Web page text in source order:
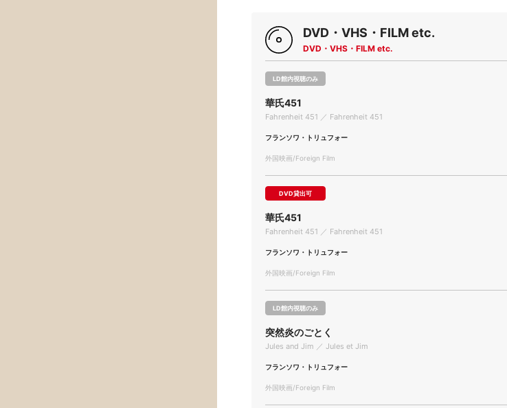
DVD・VHS・FILM etc.
DVD・VHS・FILM etc.
LD館内視聴のみ
華氏451
Fahrenheit 451 ／ Fahrenheit 451
フランソワ・トリュフォー
外国映画/Foreign Film
DVD貸出可
華氏451
Fahrenheit 451 ／ Fahrenheit 451
フランソワ・トリュフォー
外国映画/Foreign Film
LD館内視聴のみ
突然炎のごとく
Jules and Jim ／ Jules et Jim
フランソワ・トリュフォー
外国映画/Foreign Film